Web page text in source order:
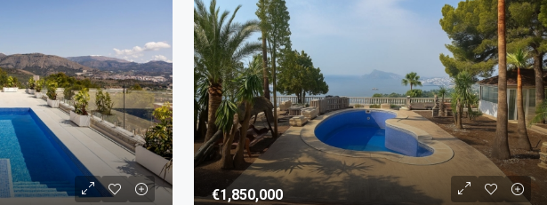
€1,850,000